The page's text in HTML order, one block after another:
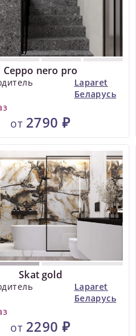
Ceppo nero pro
Laparet
Беларусь
от 2790 ₽
Skat gold
Laparet
Беларусь
от 2290 ₽